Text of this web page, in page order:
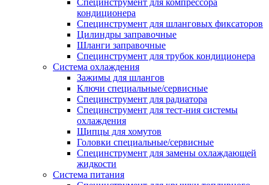
Специнструмент для компрессора
кондиционера
Специнструмент для шланговых фиксаторов
Цилиндры заправочные
Шланги заправочные
Специнструмент для трубок кондиционера
Система охлаждения
Зажимы для шлангов
Ключи специальные/сервисные
Специнструмент для радиатора
Специнструмент для тест-ния системы
охлаждения
Щипцы для хомутов
Головки специальные/сервисные
Специнструмент для замены охлаждающей
жидкости
Система питания